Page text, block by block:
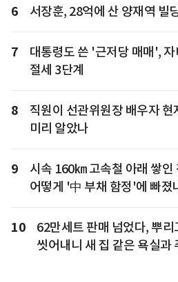
6 서장훈, 28억에 산 양재역 빌
7
대통령도 쓴 '근저당 매매',
절세 3단계
8
직원이 선관위원장 배우자
미리 알았나
9
시속 160㎞ 고속철 아래 쌓
어떻게 '中 부채 함정'에 빠졌
10
62만세트 판매 넘었다, 뿌
씻어내니 새 집 같은 욕실과